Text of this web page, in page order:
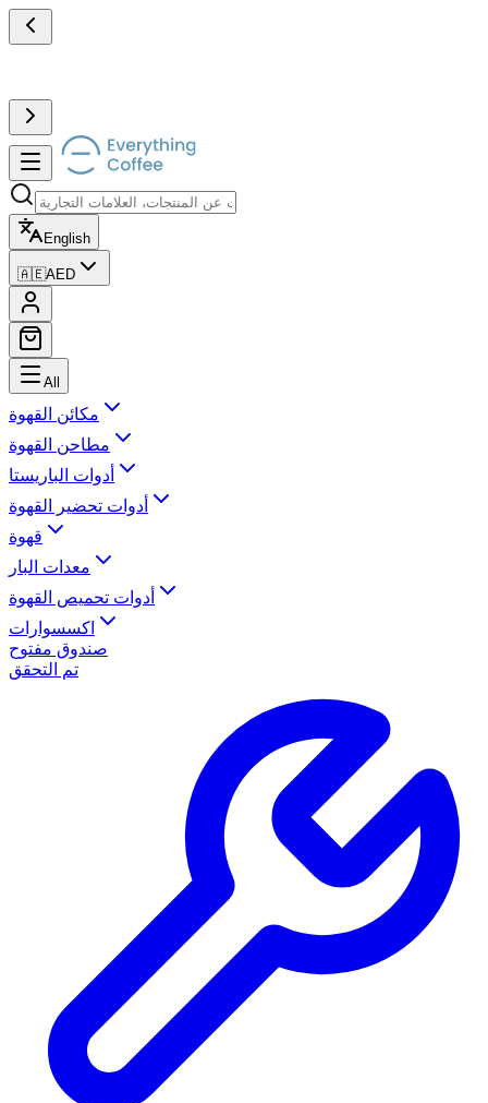
English
🇦🇪AED
All
مكائن القهوة
مطاحن القهوة
أدوات الباريستا
أدوات تحضير القهوة
قهوة
معدات البار
أدوات تحميص القهوة
اكسسوارات
صندوق مفتوح
تم التحقق